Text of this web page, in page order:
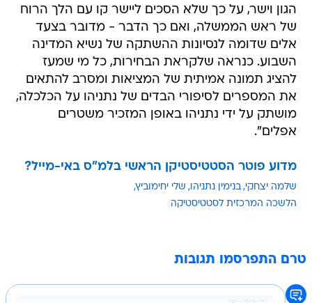
הגון וישר, על כך שלא הסכים ליישר קו עם הלך הרוח
של ראש הממשלה, ואם כך הדבר - מדובר בצעד
אלים שדומה לנסיונות ההשתקה של נשיא המדינה
השבוע. כנראה שלקראת הבחירות, כל מי שמעז
להציג תמונה אמיתית של המציאות ומסרב להתאים
את המספרים לסיפורי הבדים של נתניהו על הכלכלה,
מושתק על ידי נתניהו באופן המזכיר משטרים
אפלים".
מדוע פוטר הסטטיסטיקן הראשי בלמ"ס באי-מייל?
שלמה יצחקי בנימין נתניהו שלי יחימוביץ
הלשכה המרכזית לסטטיסטיקה
טרם התפרסמו תגובות